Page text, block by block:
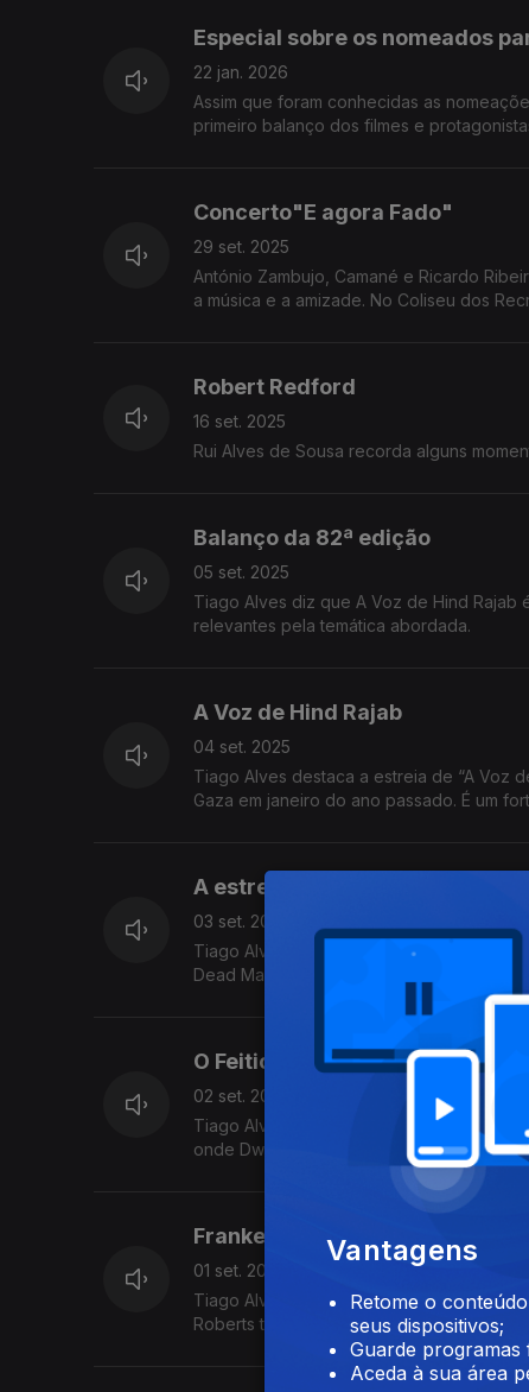
Especial sobre os nomeados
22 jan. 2026
Assim que foram conhecidas as
primeiro balanço dos filmes e
Concerto"E agora Fado"
29 set. 2025
António Zambujo, Camané e Ricardo Ribeiro apresentam "E Agora
a música e a amizade. No Coliseu dos
Robert Redford
16 set. 2025
Rui Alves de Sousa recorda alguns
Balanço da 82ª edição
05 set. 2025
Tiago Alves diz que A Voz de Hind
relevantes pela temática abordada.
A Voz de Hind Rajab
04 set. 2025
Tiago Alves destaca a estreia de “A Voz
A estreia de Katryn Bigelow e o
03 set. 2025
Tiago Alves destaca a estreia mundial do
Dead Man´s Wire.
O Feiticeiro do Kremlin e A
02 set. 2025
Tiago Alves destaca um filme sobre a
onde Dwayne Johnson interpreta o
Frankenstein de Guilhermo del
01 set. 2025
Tiago Alves apresenta a nova
Roberts tem um papel que pode garantir
Vantagens
Retome o
seus dispositivos;
Guarde programas
Aceda à sua área